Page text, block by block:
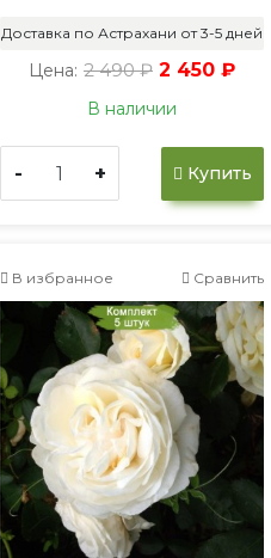
Доставка по Астрахани от 3-5 дней
Цена: 2 490 ₽ 2 450 ₽
В наличии
- + Купить
В избранное Сравнить